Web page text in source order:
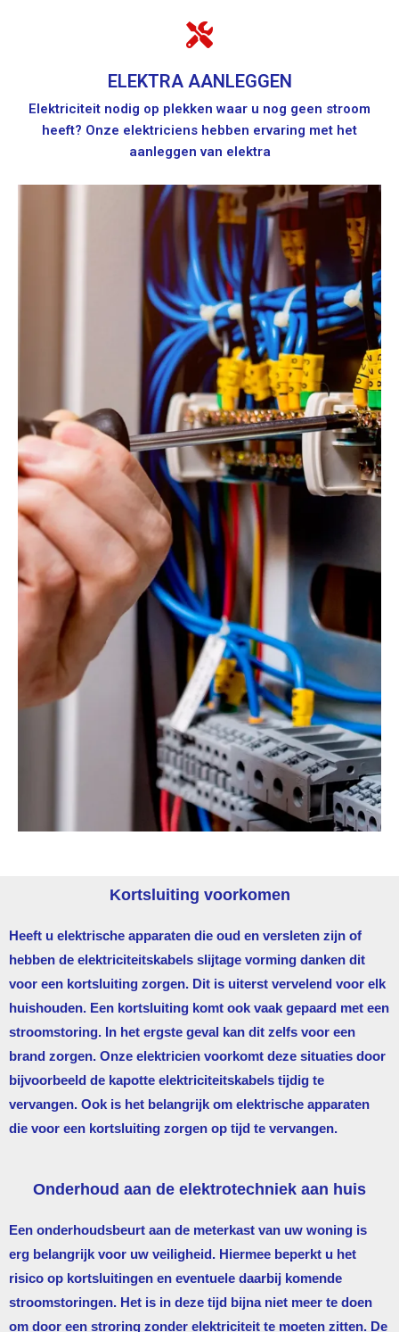
ELEKTRA AANLEGGEN
Elektriciteit nodig op plekken waar u nog geen stroom
heeft? Onze elektriciens hebben ervaring met het
aanleggen van elektra
Kortsluiting voorkomen
Heeft u elektrische apparaten die oud en versleten zijn of
hebben de elektriciteitskabels slijtage vorming danken dit
voor een kortsluiting zorgen. Dit is uiterst vervelend voor elk
huishouden. Een kortsluiting komt ook vaak gepaard met een
stroomstoring. In het ergste geval kan dit zelfs voor een
brand zorgen. Onze elektricien voorkomt deze situaties door
bijvoorbeeld de kapotte elektriciteitskabels tijdig te
vervangen. Ook is het belangrijk om elektrische apparaten
die voor een kortsluiting zorgen op tijd te vervangen.
Onderhoud aan de elektrotechniek aan huis
Een onderhoudsbeurt aan de meterkast van uw woning is
erg belangrijk voor uw veiligheid. Hiermee beperkt u het
risico op kortsluitingen en eventuele daarbij komende
stroomstoringen. Het is in deze tijd bijna niet meer te doen
om door een stroring zonder elektriciteit te moeten zitten. De